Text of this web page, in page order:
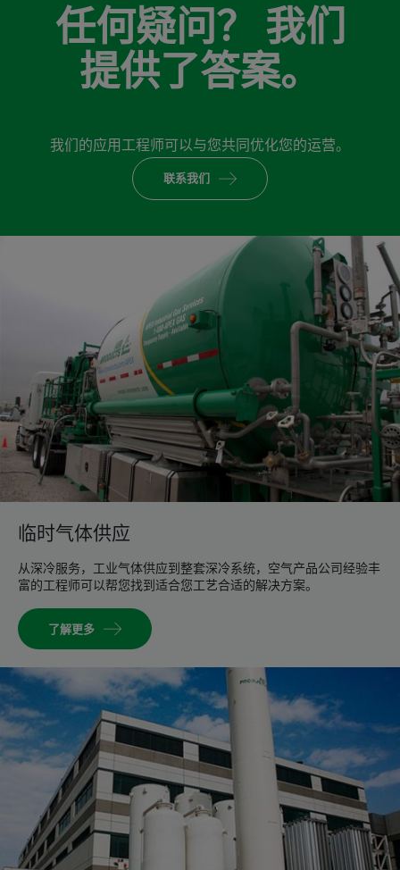
任何疑问？ 我们
提供了答案。
我们的应用工程师可以与您共同优化您的运营。
联系我们
临时气体供应
从深冷服务，工业气体供应到整套深冷系统，空气产品公司经验丰
富的工程师可以帮您找到适合您工艺合适的解决方案。
了解更多